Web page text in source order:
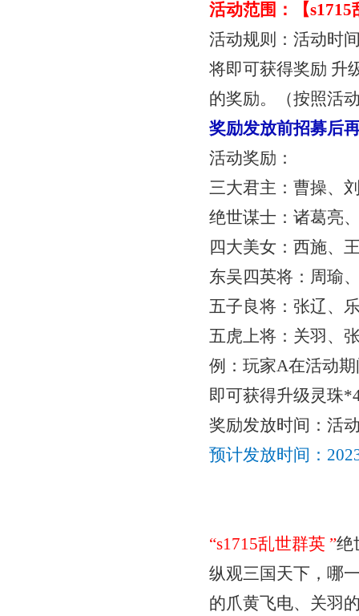
活动范围：【
活动规则：活动时
将即可获得奖励 升
的奖励。（按照活
奖励发放前招募后
活动奖励：
三大君主：曹操、
绝世谋士：诸葛亮
四大美女：西施、
东吴四英将：周瑜
五子良将：张辽、
五虎上将：关羽、
例：玩家A在活动
即可获得升级灵珠
奖励发放时间：活
预计发放时间：
“s1715乱世群英”绝
纵观三国天下，哪
的爪黄飞电、关羽